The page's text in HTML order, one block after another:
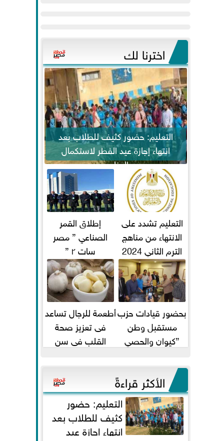
اخترنا لك
التعليم: حضور كثيف للطلاب بعد
انتهاء إجازة عيد الفطر لاستكمال
المناهج
التعليم تشدد على
الانتهاء من مناهج
الترم الثاني 2024
قبل الامتحانات
إطلاق القمر
الصناعي ” مصر
سات ٢ ”
بحضور قيادات حزب
مستقبل وطن
”كيوان والحصي
وعيسي” أمانه كفر...
أطعمة للرجال تساعد
فى تعزيز صحة
القلب فى سن
الأكثر قراءةً
التعليم: حضور
كثيف للطلاب بعد
انتهاء إجازة عيد